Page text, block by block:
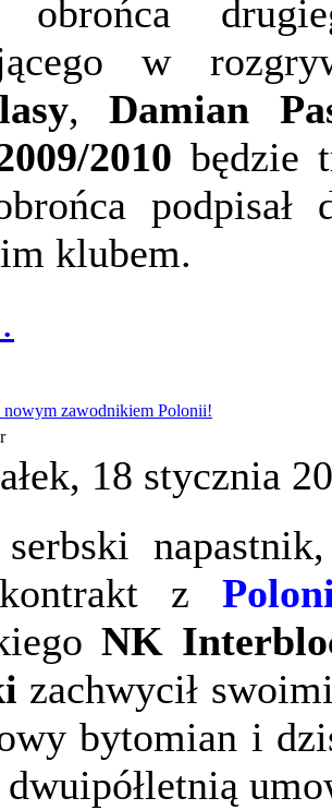
obrońca
w
,Damian
2010 będzie
klubem.
zawodnikiem Polonii!
18 stycznia
z
NK
zachwycił
bytomian i
dwuipółletnią